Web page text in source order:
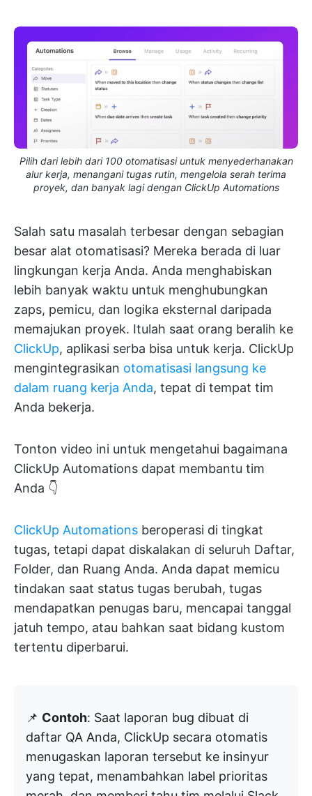
Pilih dari lebih dari 100 otomatisasi untuk menyederhanakan
alur kerja, menangani tugas rutin, mengelola serah terima
proyek, dan banyak lagi dengan ClickUp Automations
Salah satu masalah terbesar dengan sebagian
besar alat otomatisasi? Mereka berada di luar
lingkungan kerja Anda. Anda menghabiskan
lebih banyak waktu untuk menghubungkan
zaps, pemicu, dan logika eksternal daripada
memajukan proyek. Itulah saat orang beralih ke
ClickUp, aplikasi serba bisa untuk kerja. ClickUp
mengintegrasikan otomatisasi langsung ke
dalam ruang kerja Anda, tepat di tempat tim
Anda bekerja.
Tonton video ini untuk mengetahui bagaimana
ClickUp Automations dapat membantu tim
Anda 👇
ClickUp Automations beroperasi di tingkat
tugas, tetapi dapat diskalakan di seluruh Daftar,
Folder, dan Ruang Anda. Anda dapat memicu
tindakan saat status tugas berubah, tugas
mendapatkan penugas baru, mencapai tanggal
jatuh tempo, atau bahkan saat bidang kustom
tertentu diperbarui.
📌 Contoh: Saat laporan bug dibuat di
daftar QA Anda, ClickUp secara otomatis
menugaskan laporan tersebut ke insinyur
yang tepat, menambahkan label prioritas